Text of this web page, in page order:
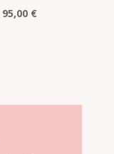
Original
95,00 €